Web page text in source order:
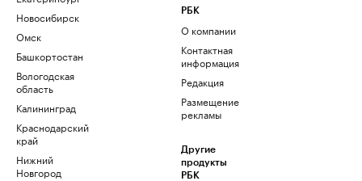
Новосибирск
Омск
Башкортостан
Вологодская
область
Калининград
Краснодарский
край
Нижний
Новгород
РБК
О компании
Контактная
информация
Редакция
Размещение
рекламы
Другие
продукты
РБК